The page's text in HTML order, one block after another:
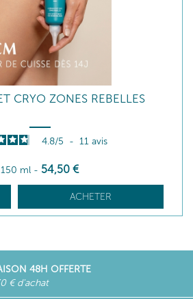
CRYO ZONES REBELLES
4.8/5 - 11 avis
150 ml - 54,50 €
ACHETER
48H OFFERTE
€ d'achat